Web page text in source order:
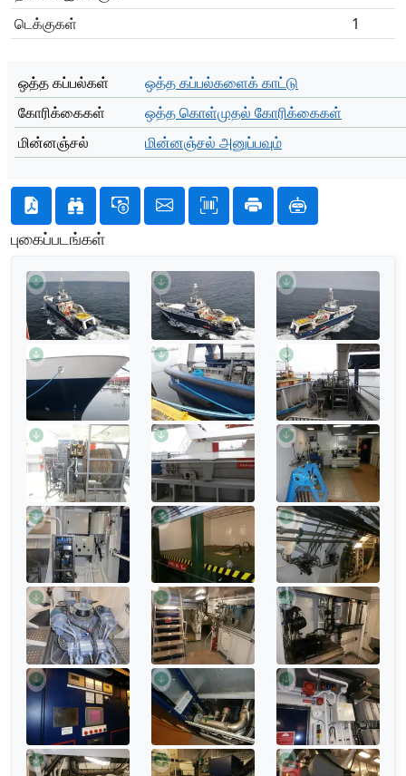
டெக்குகள்
1
ஒத்த கப்பல்கள்
ஒத்த கப்பல்களைக் காட்டு
கோரிக்கைகள்
ஒத்த கொள்முதல் கோரிக்கைகள்
மின்னஞ்சல்
மின்னஞ்சல் அனுப்பவும்
புகைப்படங்கள்